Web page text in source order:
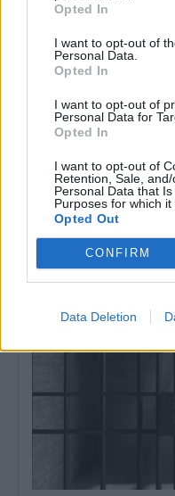
Opted In
I want to opt-out of
Personal Data.
Opted In
I want to opt-out of
Personal Data for
Opted In
I want to opt-out of
Retention, Sale,
Personal Data that
Purposes for which it
Opted Out
CONFIRM
Data Deletion
Governo admite não
arma em Portalegre
O secretário de Estado
Simões Ribeiro, confirmou
5 Agosto, 2026 - 23:32